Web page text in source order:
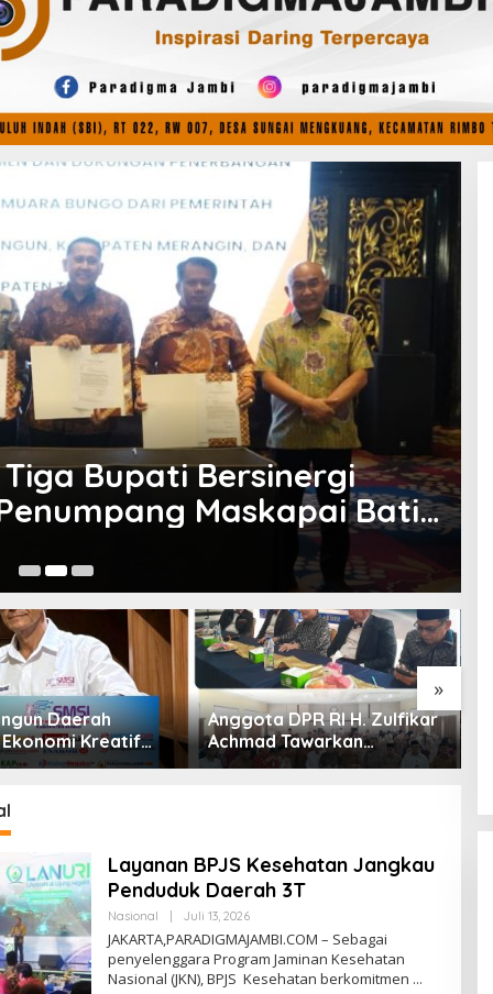
Bupati Bersinergi
Maskapai Batik
»
Daerah
Ekonomi Kreatif
SMSI Kabupaten
Anggota DPR RI H. Zulfikar
Achmad Tawarkan
Kemudahan Ibadah Haji
Layanan BPJS Kesehatan Jangkau
Penduduk Daerah 3T
Nasional | Juli 13, 2026O
E
H
D
JAKARTA,PARADIGMAJAMBI.COM – Sebagai
penyelenggara Program Jaminan Kesehatan
Nasional (JKN), BPJS Kesehatan berkomitmen